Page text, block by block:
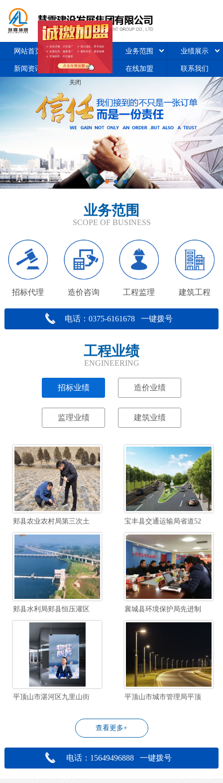
网站首页 关于我们 业务范围 业绩展示
新闻资讯 合作加盟 在线加盟 联系我们
业务范围
SCOPE OF BUSINESS
招标代理 造价咨询 工程监理 建筑工程
电话：0375-6161678 一键拨号
工程业绩
ENGINEERING
招标业绩 造价业绩
监理业绩 建筑业绩
查看更多+
电话：15649496888 一键拨号